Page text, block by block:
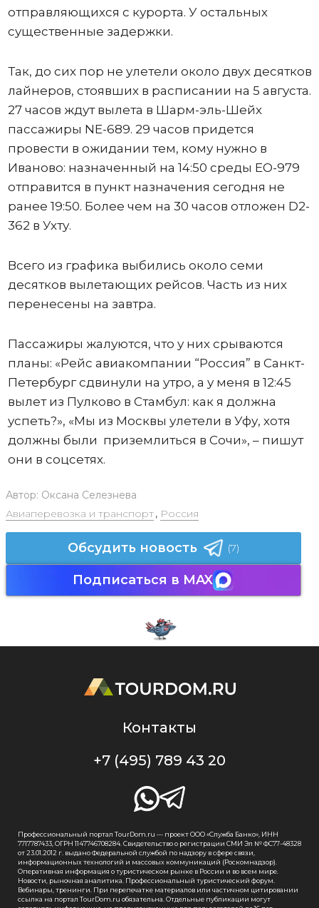
отправляющихся с курорта. У остальных
существенные задержки.
Так, до сих пор не улетели около двух десятков
лайнеров, стоявших в расписании на 5 августа.
27 часов ждут вылета в Шарм-эль-Шейх
пассажиры NE-689. 29 часов придется
провести в ожидании тем, кому нужно в
Иваново: назначенный на 14:50 среды ЕО-979
отправится в пункт назначения сегодня не
ранее 19:50. Более чем на 30 часов отложен D2-
362 в Ухту.
Всего из графика выбились около семи
десятков вылетающих рейсов. Часть из них
перенесены на завтра.
Пассажиры жалуются, что у них срываются
планы: «Рейс авиакомпании “Россия” в Санкт-
Петербург сдвинули на утро, а у меня в 12:45
вылет из Пулково в Стамбул: как я должна
успеть?», «Мы из Москвы улетели в Уфу, хотя
должны были приземлиться в Сочи», – пишут
они в соцсетях.
Автор: Оксана Селезнева
Авиаперевозка и транспорт, Россия
Обсудить новость (7)
Подписаться в MAX
Контакты
+7 (495) 789 43 20
Профессиональный портал TourDom.ru — проект ООО «Служба Банко», ИНН
7717787433, ОГРН 1147746708284. Свидетельство о регистрации СМИ Эл № ФС77-48328
от 23.01.2012 г. выдано Федеральной службой по надзору в сфере связи,
информационных технологий и массовых коммуникаций (Роскомнадзор).
Оперативная информация о туристическом рынке в России и во всем мире.
Новости, рыночная аналитика. Профессиональный туристический форум.
Вебинары, тренинги. При перепечатке материалов или частичном цитировании
ссылка на портал TourDom.ru обязательна. Отдельные публикации могут